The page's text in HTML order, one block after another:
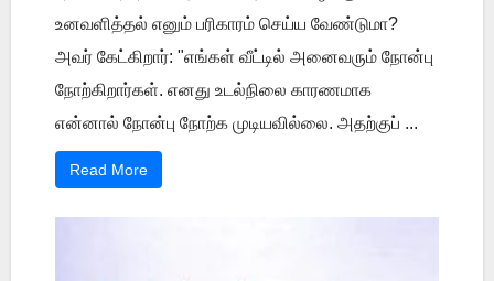
உனவளித்தல் எனும் பரிகாரம் செய்ய வேண்டுமா?
அவர் கேட்கிறார்: "எங்கள் வீட்டில் அனைவரும் நோன்பு
நோற்கிறார்கள். எனது உடல்நிலை காரணமாக
என்னால் நோன்பு நோற்க முடியவில்லை. அதற்குப் ...
Read More